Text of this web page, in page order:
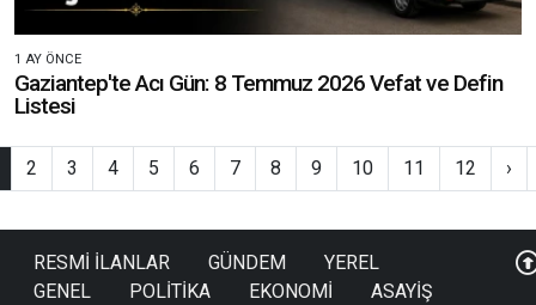
1 AY ÖNCE
Gaziantep'te Acı Gün: 8 Temmuz 2026 Vefat ve Defin
Listesi
2 3 4 5 6 7 8 9 10 11 12 ›
RESMİ İLANLAR GÜNDEM
YEREL
GENEL
POLİTİKA EKONOMİ
ASAYİŞ